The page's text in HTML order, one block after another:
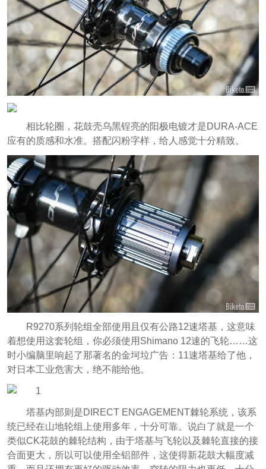
相比轮圈，花鼓壳乌黑锃亮的阳极电镀才是DURA-ACE
应有的质感和水准。搭配闪粉字样，给人感觉十分精致。
R9270系列轮组全部使用且仅有公路12速塔基，这意味
着想使用这套轮组，你必须使用Shimano 12速的飞轮……这
时小编脑里响起了那著名的金坷垃广告：11速塔基给了他，
对日本工业危害大，绝不能给他。
塔基内部则是DIRECT ENGAGEMENT棘轮系统，该系
统已经在山地轮组上使用多年，十分可靠。说白了就是一个
类似CK花鼓的棘轮结构，由于塔基与飞轮以及棘轮直接的接
合面更大，所以可以使用全铝部件，这使得新花鼓大幅度减